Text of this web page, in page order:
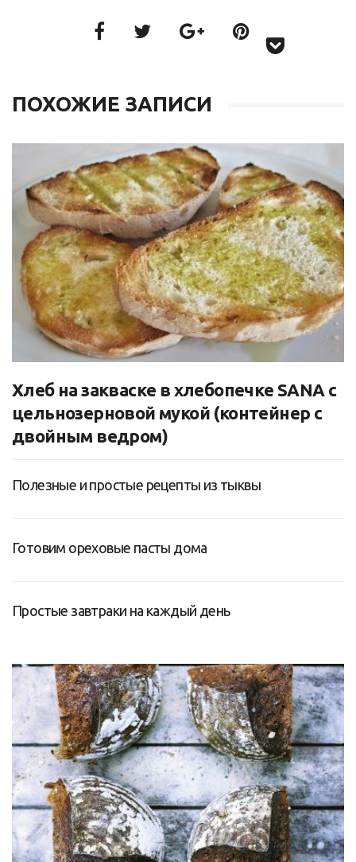
ПОХОЖИЕ ЗАПИСИ
Хлеб на закваске в хлебопечке SANA с
цельнозерновой мукой (контейнер с
двойным ведром)
Полезные и простые рецепты из тыквы
Готовим ореховые пасты дома
Простые завтраки на каждый день